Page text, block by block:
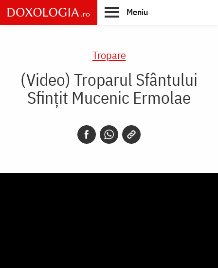
Skip
to
main
Meniu
Tropare
(Video) Troparul Sfântului
Sfințit Mucenic Ermolae